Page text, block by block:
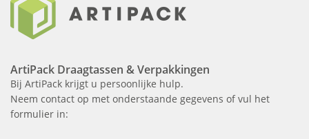
ArtiPack Draagtassen & Verpakkingen
Bij ArtiPack krijgt u persoonlijke hulp.
Neem contact op met onderstaande gegevens of vul het
formulier in: